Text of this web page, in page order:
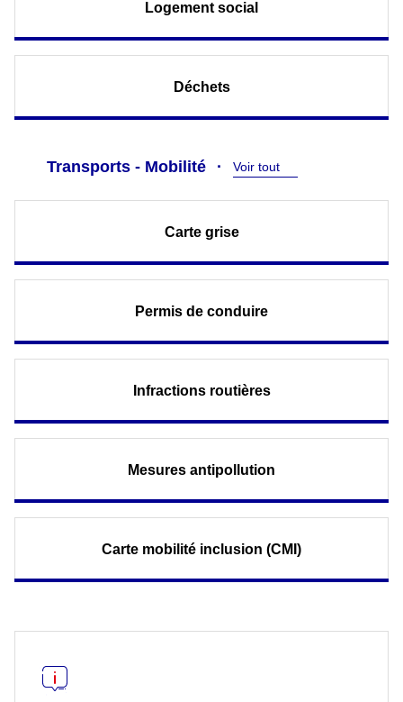
Logement social
Déchets
Transports - Mobilité Voir tout
Carte grise
Permis de conduire
Infractions routières
Mesures antipollution
Carte mobilité inclusion (CMI)